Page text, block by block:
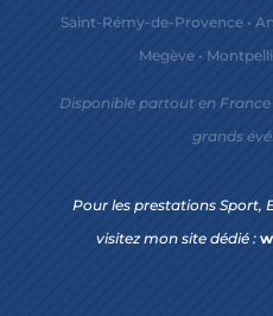
Saint-Rémy-de-Provence•
Megève•
Disponible partout en
grands
Pour les prestations Sport,
visitez mon site dédié :